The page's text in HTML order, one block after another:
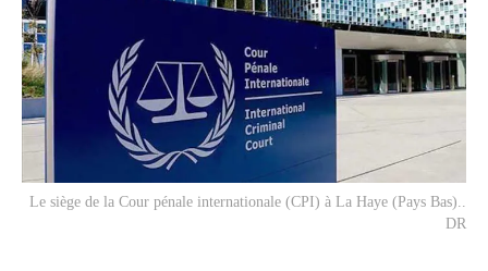
Le siège de la Cour pénale internationale (CPI) à La Haye (Pays Bas)..
DR